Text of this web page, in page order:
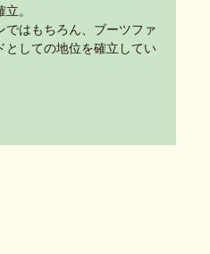
。
ではもちろん、ブーツファ
としての地位を確立してい